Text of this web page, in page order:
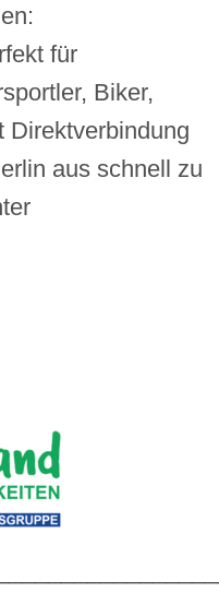
für
Biker,
Direktverbindung
aus schnell zu